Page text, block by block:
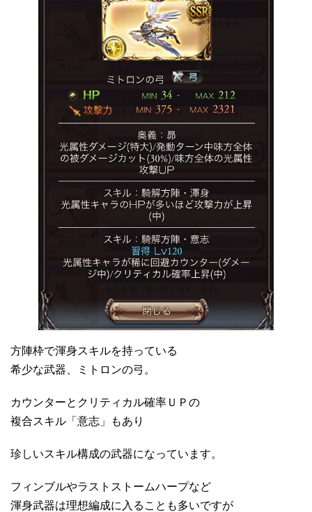
方陣枠で渾身スキルを持っている
希少な武器、ミトロンの弓。
カウンターとクリティカル確率ＵＰの
複合スキル「意志」もあり
珍しいスキル構成の武器になっています。
フィンブルやラストストームハープなど
渾身武器は理想編成に入ることも多いですが